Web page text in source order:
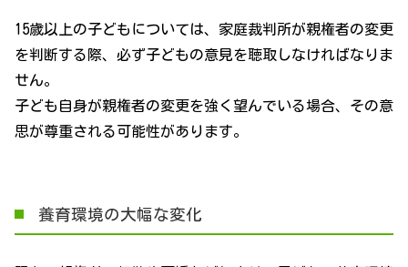
15歳以上の子どもについては、家庭裁判所が親権者の変更
を判断する際、必ず子どもの意見を聴取しなければなりま
せん。
子ども自身が親権者の変更を強く望んでいる場合、その意
思が尊重される可能性があります。
養育環境の大幅な変化